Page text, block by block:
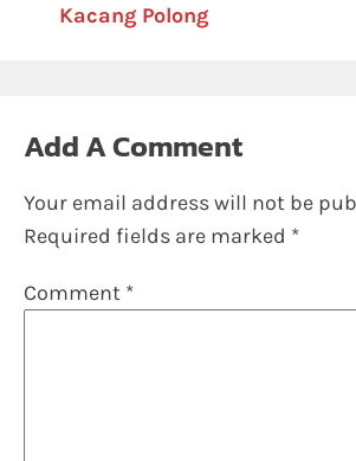
Kacang Polong
Add A Comment
Your email address will not be
Required fields are marked *
Comment *